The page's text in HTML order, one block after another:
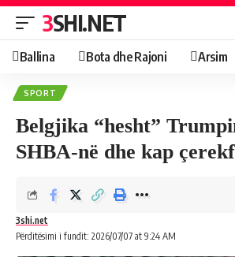
3SHI.NET
Ballina Bota dhe Rajoni Arsim
SPORT
Belgjika “hesht”
SHBA-në dhe kap
Përditësimi i fundit: 2026/07/07 at 9:24 AM
3shi.net